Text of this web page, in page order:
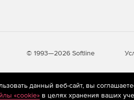
© 1993—2026 Softline
применяются рекомендательные
данный веб-сайт, вы
«cookie»в целях хранения ваших